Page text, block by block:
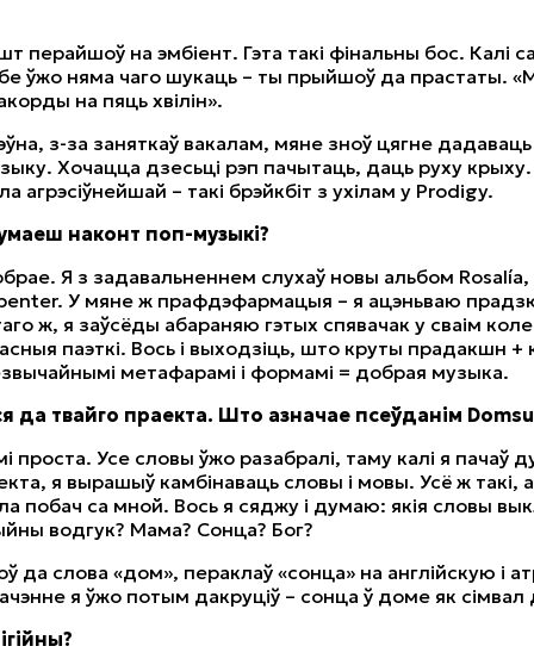
перайшоў на эмбіент. Гэта такі фінальны бос. Калі
ўжо няма чаго шукаць – ты прыйшоў да прастаты.
на пяць хвілін».
з-за заняткаў вакалам, мяне зноў цягне
Хочацца дзесьці рэп пачытаць, даць руху
агрэсіўнейшай – такі брэйкбіт з ухілам у Prodigy.
наконт поп-музыкі?
Я з задавальненнем слухаў новы альбом
У мяне ж прафдэфармацыя – я ацэньваю
ж, я заўсёды абараняю гэтых спявачак у сваім
паэткі. Вось і выходзіць, што круты прадакшн +
метафарамі і формамі = добрая музыка.
да твайго праекта. Што азначае псеўданім
проста. Усе словы ўжо разабралі, таму калі я пачаў
я вырашыў камбінаваць словы і мовы. Усё ж такі,
побач са мной. Вось я сяджу і думаю: якія словы
водгук? Мама? Сонца? Бог?
да слова «дом», пераклаў «сонца» на англійскую і
я ўжо потым дакруціў – сонца ў доме як